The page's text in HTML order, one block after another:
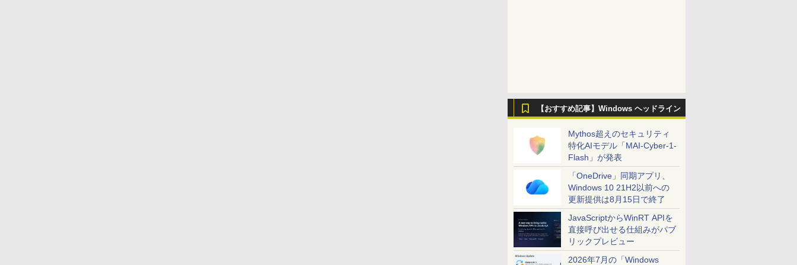
【おすすめ記事】Windows ヘッドライン
Mythos超えのセキュリティ
特化AIモデル「MAI-Cyber-1-
Flash」が発表
「OneDrive」同期アプリ、
Windows 10 21H2以前への
更新提供は8月15日で終了
JavaScriptからWinRT APIを
直接呼び出せる仕組みがパブ
リックプレビュー
2026年7月の「Windows